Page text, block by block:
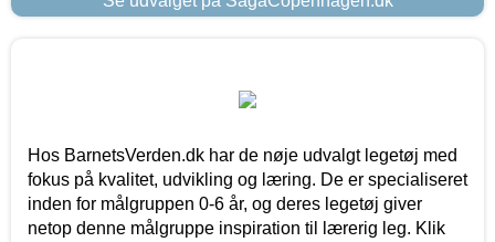
Hos BarnetsVerden.dk har de nøje udvalgt legetøj med
fokus på kvalitet, udvikling og læring. De er specialiseret
inden for målgruppen 0-6 år, og deres legetøj giver
netop denne målgruppe inspiration til lærerig leg. Klik